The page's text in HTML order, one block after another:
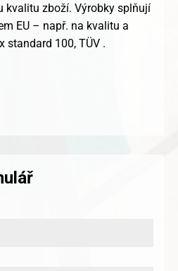
kvalitu zboží. Výrobky splňují
EU – např. na kvalitu a
standard 100, TÜV .